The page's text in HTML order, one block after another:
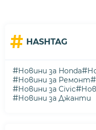
# HASHTAG
#Новини за Honda#
#Новини за Ремонт#
#Новини за Civic#
#Новини за Джанти